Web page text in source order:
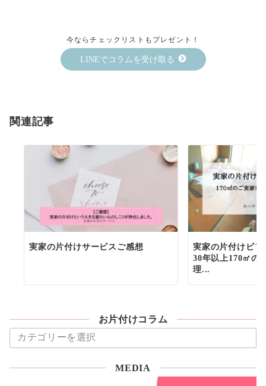
今ならチェックリストもプレゼント！
LINEでコラムを受け取る
関連記事
実家の片付けサービスご感想
実家の片付けビ
30年以上170㎡の
理...
お片付けコラム
片
MEDIA